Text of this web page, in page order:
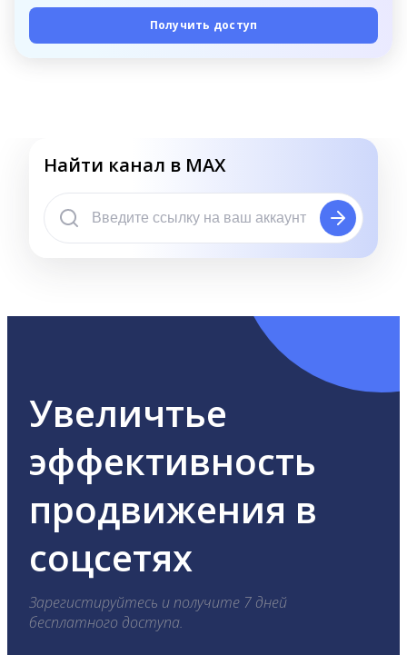
Получить доступ
Найти канал в MAX
Увеличтье
эффективность
продвижения в
соцсетях
Зарегистируйтесь и получите 7 дней
бесплатного доступа.